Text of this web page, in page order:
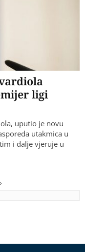
ligi
uputio je novu
utakmica u
i dalje vjeruje u